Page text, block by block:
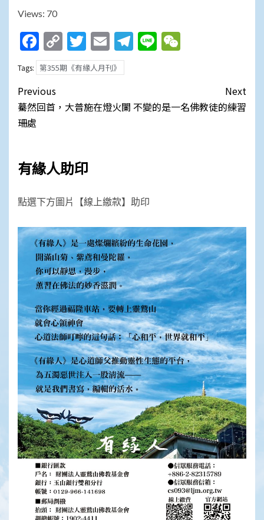
Views: 70
Facebook
Copy
Link
Twitter
EmailTelegram
Line
Tags: 第355期《有緣人月刊》
Post
navigation
Previous
驀然回首，大普施在燈火闌
珊處
Next
不變的是一名佛教徒的練習
有緣人助印
點選下方圖片【線上繳款】助印